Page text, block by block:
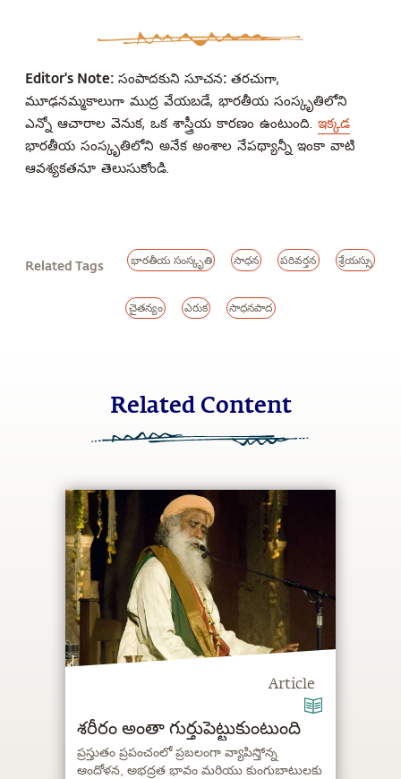
Editor's Note: సంపాదకుని సూచన: తరచుగా,
మూఢనమ్మకాలుగా ముద్ర వేయబడే, భారతీయ సంస్కృతిలోని
ఎన్నో ఆచారాల వెనుక, ఒక శాస్త్రీయ కారణం ఉంటుంది. ఇక్కడ
భారతీయ సంస్కృతిలోని అనేక అంశాల నేపథ్యాన్నీ ఇంకా వాటి
ఆవశ్యకతనూ తెలుసుకోండి.
Related Tags భారతీయ సంస్కృతి సాధన పరివర్తన శ్రేయస్సు
చైతన్యం ఎరుక సాధనపాద
Related Content
Article
శరీరం అంతా గుర్తుపెట్టుకుంటుంది
ప్రస్తుతం ప్రపంచంలో ప్రబలంగా వ్యాపిస్తోన్న
ఆందోళన, అభద్రత భావం మరియు కుంగుబాటులకు